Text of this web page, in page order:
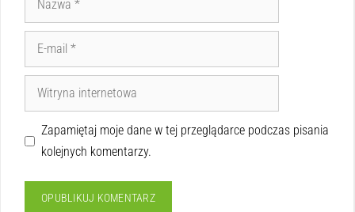
Zapamiętaj moje dane w tej przeglądarce podczas pisania
kolejnych komentarzy.